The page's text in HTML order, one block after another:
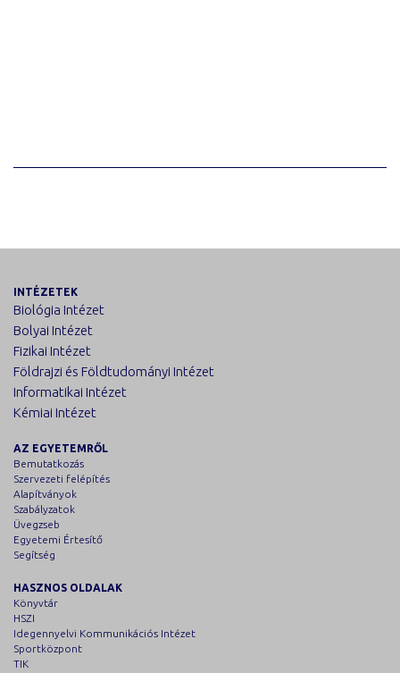
INTÉZETEK
Biológia Intézet
Bolyai Intézet
Fizikai Intézet
Földrajzi és Földtudományi Intézet
Informatikai Intézet
Kémiai Intézet
AZ EGYETEMRŐL
Bemutatkozás
Szervezeti felépítés
Alapítványok
Szabályzatok
Üvegzseb
Egyetemi Értesítő
Segítség
HASZNOS OLDALAK
Könyvtár
HSZI
Idegennyelvi Kommunikációs Intézet
Sportközpont
TIK